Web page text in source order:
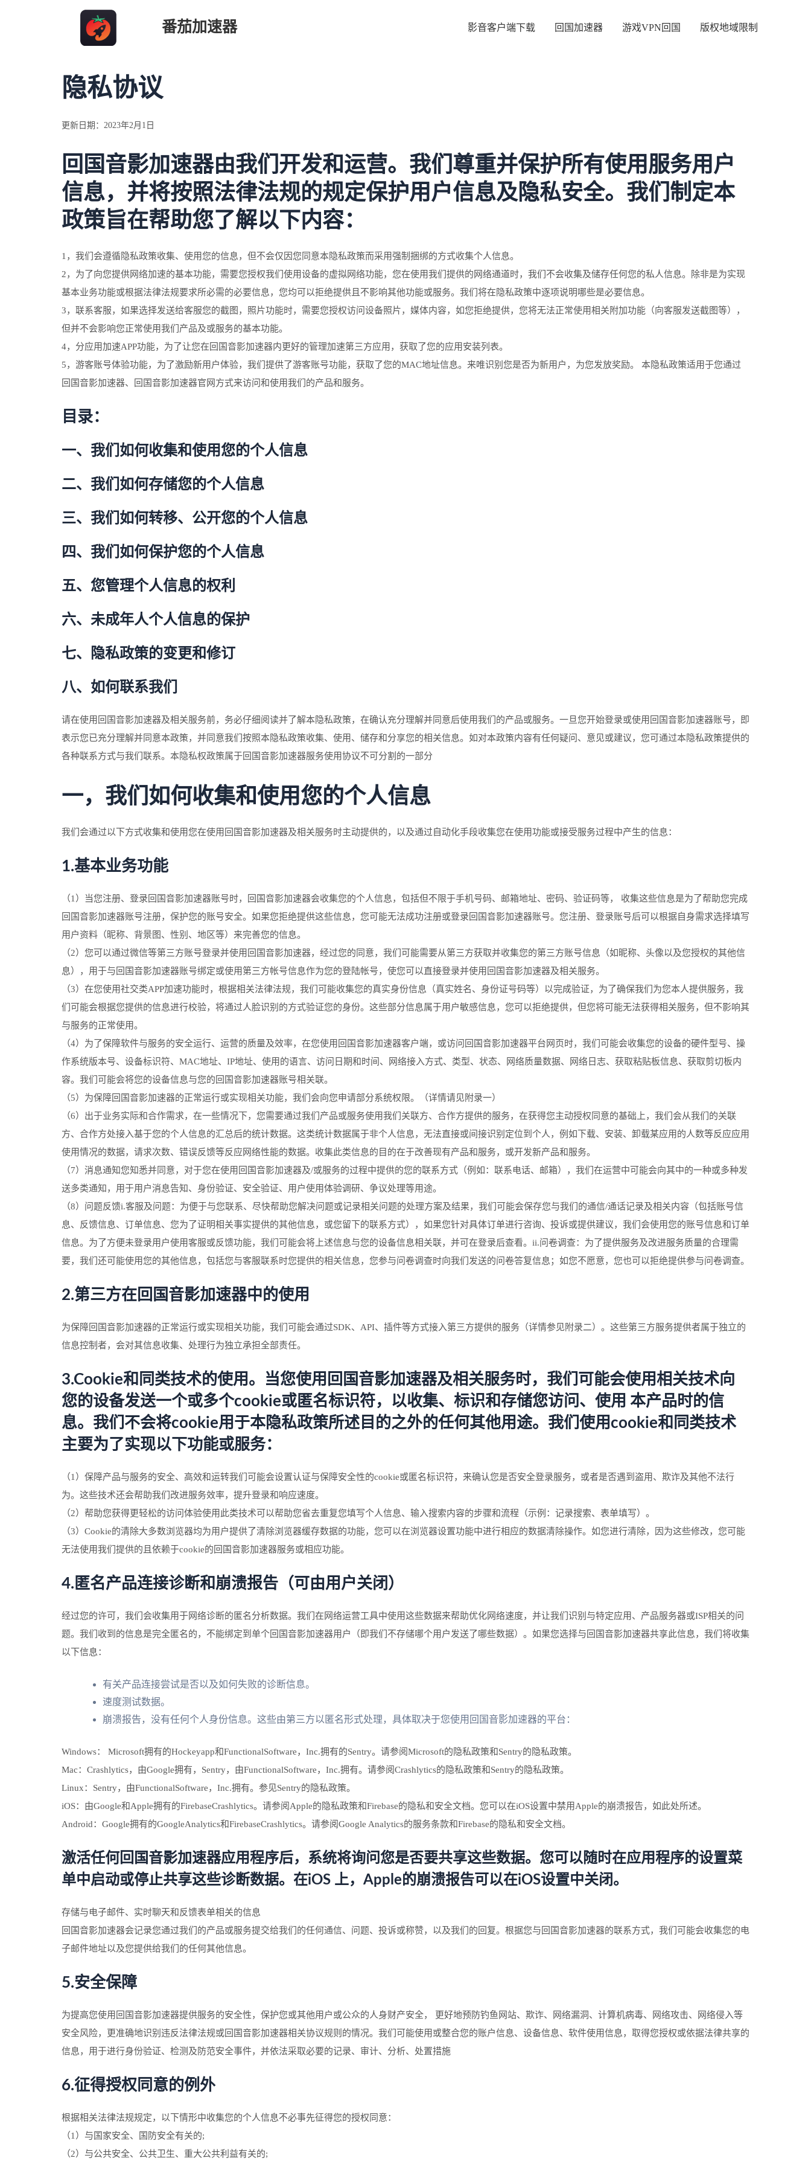
番茄加速器 影音客户端下载 回国加速器 游戏VPN回国 版权地域限制
隐私协议
更新日期：2023年2月1日
回国音影加速器由我们开发和运营。我们尊重并保护所有使用服务用户
信息，并将按照法律法规的规定保护用户信息及隐私安全。我们制定本
政策旨在帮助您了解以下内容：
1，我们会遵循隐私政策收集、使用您的信息，但不会仅因您同意本隐私政策而采用强制捆绑的方式收集个人信息。
2，为了向您提供网络加速的基本功能，需要您授权我们使用设备的虚拟网络功能，您在使用我们提供的网络通道时，我们不会收集及储存任何您的私人信息。除非是为实现
基本业务功能或根据法律法规要求所必需的必要信息，您均可以拒绝提供且不影响其他功能或服务。我们将在隐私政策中逐项说明哪些是必要信息。
3，联系客服，如果选择发送给客服您的截图，照片功能时，需要您授权访问设备照片，媒体内容，如您拒绝提供，您将无法正常使用相关附加功能（向客服发送截图等），
但并不会影响您正常使用我们产品及或服务的基本功能。
4，分应用加速APP功能，为了让您在回国音影加速器内更好的管理加速第三方应用，获取了您的应用安装列表。
5，游客账号体验功能，为了激励新用户体验，我们提供了游客账号功能，获取了您的MAC地址信息。来唯识别您是否为新用户，为您发放奖励。 本隐私政策适用于您通过
回国音影加速器、回国音影加速器官网方式来访问和使用我们的产品和服务。
目录：
一、我们如何收集和使用您的个人信息
二、我们如何存储您的个人信息
三、我们如何转移、公开您的个人信息
四、我们如何保护您的个人信息
五、您管理个人信息的权利
六、未成年人个人信息的保护
七、隐私政策的变更和修订
八、如何联系我们
请在使用回国音影加速器及相关服务前，务必仔细阅读并了解本隐私政策，在确认充分理解并同意后使用我们的产品或服务。一旦您开始登录或使用回国音影加速器账号，即
表示您已充分理解并同意本政策，并同意我们按照本隐私政策收集、使用、储存和分享您的相关信息。如对本政策内容有任何疑问、意见或建议，您可通过本隐私政策提供的
各种联系方式与我们联系。本隐私权政策属于回国音影加速器服务使用协议不可分割的一部分
一，我们如何收集和使用您的个人信息
我们会通过以下方式收集和使用您在使用回国音影加速器及相关服务时主动提供的，以及通过自动化手段收集您在使用功能或接受服务过程中产生的信息：
1.基本业务功能
（1）当您注册、登录回国音影加速器账号时，回国音影加速器会收集您的个人信息，包括但不限于手机号码、邮箱地址、密码、验证码等， 收集这些信息是为了帮助您完成
回国音影加速器账号注册，保护您的账号安全。如果您拒绝提供这些信息，您可能无法成功注册或登录回国音影加速器账号。您注册、登录账号后可以根据自身需求选择填写
用户资料（昵称、背景图、性别、地区等）来完善您的信息。
（2）您可以通过微信等第三方账号登录并使用回国音影加速器，经过您的同意，我们可能需要从第三方获取并收集您的第三方账号信息（如昵称、头像以及您授权的其他信
息），用于与回国音影加速器账号绑定或使用第三方帐号信息作为您的登陆帐号，使您可以直接登录并使用回国音影加速器及相关服务。
（3）在您使用社交类APP加速功能时，根据相关法律法规，我们可能收集您的真实身份信息（真实姓名、身份证号码等）以完成验证，为了确保我们为您本人提供服务，我
们可能会根据您提供的信息进行校验，将通过人脸识别的方式验证您的身份。这些部分信息属于用户敏感信息，您可以拒绝提供，但您将可能无法获得相关服务，但不影响其
与服务的正常使用。
（4）为了保障软件与服务的安全运行、运营的质量及效率，在您使用回国音影加速器客户端，或访问回国音影加速器平台网页时，我们可能会收集您的设备的硬件型号、操
作系统版本号、设备标识符、MAC地址、IP地址、使用的语言、访问日期和时间、网络接入方式、类型、状态、网络质量数据、网络日志、获取粘贴板信息、获取剪切板内
容。我们可能会将您的设备信息与您的回国音影加速器账号相关联。
（5）为保障回国音影加速器的正常运行或实现相关功能，我们会向您申请部分系统权限。（详情请见附录一）
（6）出于业务实际和合作需求，在一些情况下，您需要通过我们产品或服务使用我们关联方、合作方提供的服务，在获得您主动授权同意的基础上，我们会从我们的关联
方、合作方处接入基于您的个人信息的汇总后的统计数据。这类统计数据属于非个人信息，无法直接或间接识别定位到个人，例如下载、安装、卸载某应用的人数等反应应用
使用情况的数据，请求次数、错误反馈等反应网络性能的数据。收集此类信息的目的在于改善现有产品和服务，或开发新产品和服务。
（7）消息通知您知悉并同意，对于您在使用回国音影加速器及/或服务的过程中提供的您的联系方式（例如：联系电话、邮箱），我们在运营中可能会向其中的一种或多种发
送多类通知，用于用户消息告知、身份验证、安全验证、用户使用体验调研、争议处理等用途。
（8）问题反馈i.客服及问题：为便于与您联系、尽快帮助您解决问题或记录相关问题的处理方案及结果，我们可能会保存您与我们的通信/通话记录及相关内容（包括账号信
息、反馈信息、订单信息、您为了证明相关事实提供的其他信息，或您留下的联系方式），如果您针对具体订单进行咨询、投诉或提供建议，我们会使用您的账号信息和订单
信息。为了方便未登录用户使用客服或反馈功能，我们可能会将上述信息与您的设备信息相关联，并可在登录后查看。ii.问卷调查：为了提供服务及改进服务质量的合理需
要，我们还可能使用您的其他信息，包括您与客服联系时您提供的相关信息，您参与问卷调查时向我们发送的问卷答复信息；如您不愿意，您也可以拒绝提供参与问卷调查。
2.第三方在回国音影加速器中的使用
为保障回国音影加速器的正常运行或实现相关功能，我们可能会通过SDK、API、插件等方式接入第三方提供的服务（详情参见附录二）。这些第三方服务提供者属于独立的
信息控制者，会对其信息收集、处理行为独立承担全部责任。
3.Cookie和同类技术的使用。当您使用回国音影加速器及相关服务时，我们可能会使用相关技术向
您的设备发送一个或多个cookie或匿名标识符，以收集、标识和存储您访问、使用 本产品时的信
息。我们不会将cookie用于本隐私政策所述目的之外的任何其他用途。我们使用cookie和同类技术
主要为了实现以下功能或服务：
（1）保障产品与服务的安全、高效和运转我们可能会设置认证与保障安全性的cookie或匿名标识符，来确认您是否安全登录服务，或者是否遇到盗用、欺诈及其他不法行
为。这些技术还会帮助我们改进服务效率，提升登录和响应速度。
（2）帮助您获得更轻松的访问体验使用此类技术可以帮助您省去重复您填写个人信息、输入搜索内容的步骤和流程（示例：记录搜索、表单填写）。
（3）Cookie的清除大多数浏览器均为用户提供了清除浏览器缓存数据的功能，您可以在浏览器设置功能中进行相应的数据清除操作。如您进行清除，因为这些修改，您可能
无法使用我们提供的且依赖于cookie的回国音影加速器服务或相应功能。
4.匿名产品连接诊断和崩溃报告（可由用户关闭）
经过您的许可，我们会收集用于网络诊断的匿名分析数据。我们在网络运营工具中使用这些数据来帮助优化网络速度，并让我们识别与特定应用、产品服务器或ISP相关的问
题。我们收到的信息是完全匿名的，不能绑定到单个回国音影加速器用户（即我们不存储哪个用户发送了哪些数据）。如果您选择与回国音影加速器共享此信息，我们将收集
以下信息：
有关产品连接尝试是否以及如何失败的诊断信息。
速度测试数据。
崩溃报告，没有任何个人身份信息。这些由第三方以匿名形式处理，具体取决于您使用回国音影加速器的平台：
Windows： Microsoft拥有的Hockeyapp和FunctionalSoftware，Inc.拥有的Sentry。请参阅Microsoft的隐私政策和Sentry的隐私政策。
Mac：Crashlytics，由Google拥有，Sentry，由FunctionalSoftware，Inc.拥有。请参阅Crashlytics的隐私政策和Sentry的隐私政策。
Linux：Sentry，由FunctionalSoftware，Inc.拥有。参见Sentry的隐私政策。
iOS：由Google和Apple拥有的FirebaseCrashlytics。请参阅Apple的隐私政策和Firebase的隐私和安全文档。您可以在iOS设置中禁用Apple的崩溃报告，如此处所述。
Android：Google拥有的GoogleAnalytics和FirebaseCrashlytics。请参阅Google Analytics的服务条款和Firebase的隐私和安全文档。
激活任何回国音影加速器应用程序后，系统将询问您是否要共享这些数据。您可以随时在应用程序的设置菜
单中启动或停止共享这些诊断数据。在iOS 上，Apple的崩溃报告可以在iOS设置中关闭。
存储与电子邮件、实时聊天和反馈表单相关的信息
回国音影加速器会记录您通过我们的产品或服务提交给我们的任何通信、问题、投诉或称赞，以及我们的回复。根据您与回国音影加速器的联系方式，我们可能会收集您的电
子邮件地址以及您提供给我们的任何其他信息。
5.安全保障
为提高您使用回国音影加速器提供服务的安全性，保护您或其他用户或公众的人身财产安全， 更好地预防钓鱼网站、欺诈、网络漏洞、计算机病毒、网络攻击、网络侵入等
安全风险，更准确地识别违反法律法规或回国音影加速器相关协议规则的情况。我们可能使用或整合您的账户信息、设备信息、软件使用信息，取得您授权或依据法律共享的
信息，用于进行身份验证、检测及防范安全事件，并依法采取必要的记录、审计、分析、处置措施
6.征得授权同意的例外
根据相关法律法规规定，以下情形中收集您的个人信息不必事先征得您的授权同意：
（1）与国家安全、国防安全有关的;
（2）与公共安全、公共卫生、重大公共利益有关的;